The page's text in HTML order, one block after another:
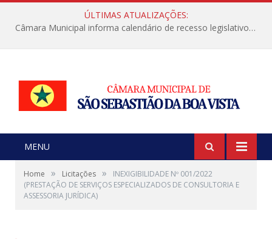
ÚLTIMAS ATUALIZAÇÕES:
Câmara Municipal informa calendário de recesso legislativo de julho
MENU
Home » Licitações »
INEXIGIBILIDADE Nº 001/2022
(PRESTAÇÃO DE SERVIÇOS ESPECIALIZADOS DE CONSULTORIA E
ASSESSORIA JURÍDICA)